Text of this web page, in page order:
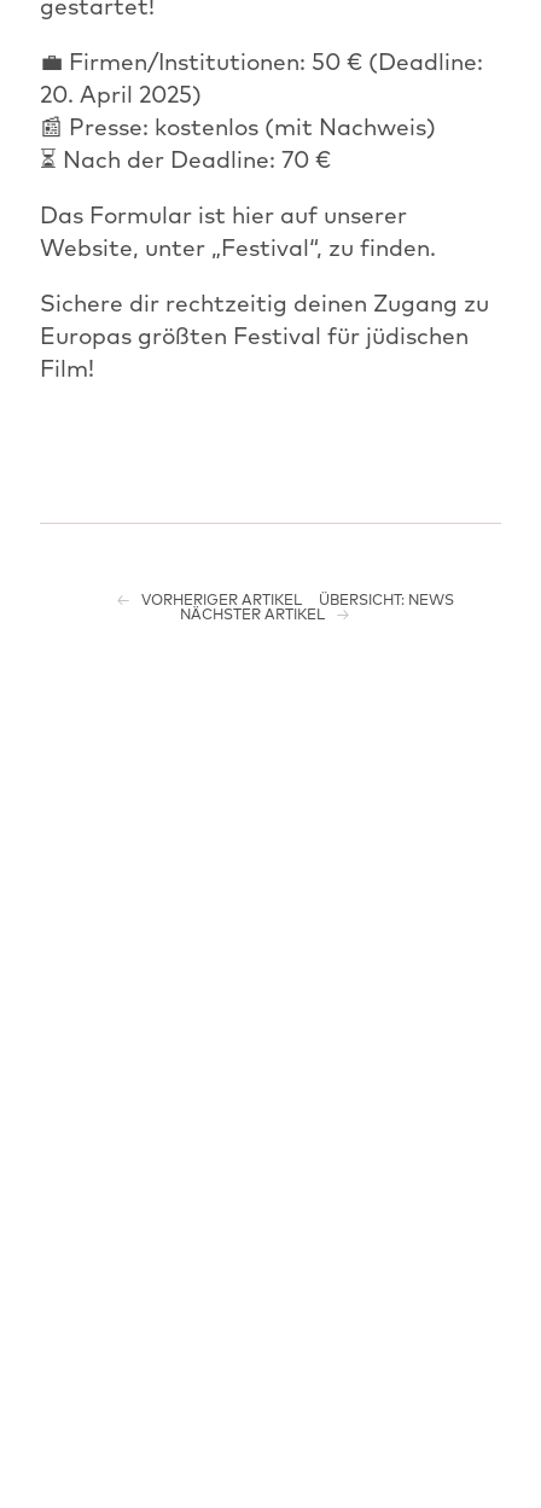
gestartet!
💼 Firmen/Institutionen: 50 € (Deadline:
20. April 2025)
📰 Presse: kostenlos (mit Nachweis)
⏳ Nach der Deadline: 70 €
Das Formular ist hier auf unserer
Website, unter „Festival“, zu finden.
Sichere dir rechtzeitig deinen Zugang zu
Europas größten Festival für jüdischen
Film!
VORHERIGER ARTIKEL
ÜBERSICHT: NEWS
NÄCHSTER ARTIKEL